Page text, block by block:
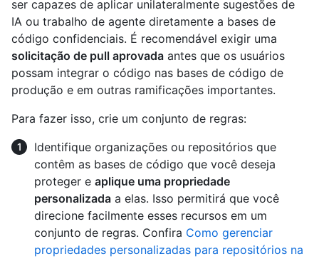
ser capazes de aplicar unilateralmente sugestões de
IA ou trabalho de agente diretamente a bases de
código confidenciais. É recomendável exigir uma
solicitação de pull aprovada antes que os usuários
possam integrar o código nas bases de código de
produção e em outras ramificações importantes.
Para fazer isso, crie um conjunto de regras:
Identifique organizações ou repositórios que
contêm as bases de código que você deseja
proteger e aplique uma propriedade
personalizada a elas. Isso permitirá que você
direcione facilmente esses recursos em um
conjunto de regras. Confira Como gerenciar
propriedades personalizadas para repositórios na